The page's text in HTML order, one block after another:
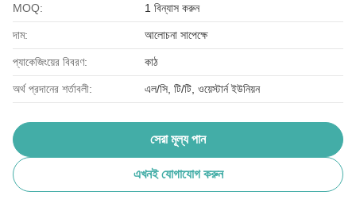
MOQ: 1 বিন্যাস করুন
দাম: আলোচনা সাপেক্ষে
প্যাকেজিংয়ের বিবরণ: কাঠ
অর্থ প্রদানের শর্তাবলী: এল/সি, টি/টি, ওয়েস্টার্ন ইউনিয়ন
সেরা মূল্য পান
এখনই যোগাযোগ করুন